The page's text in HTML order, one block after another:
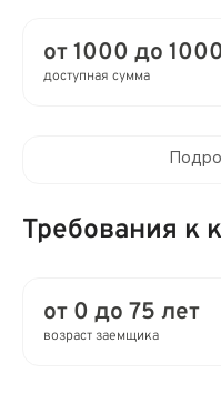
от 1000 до
доступная сумма
от 0 до 0.8%
Требования к
от 0 до 75 лет
возраст заемщика